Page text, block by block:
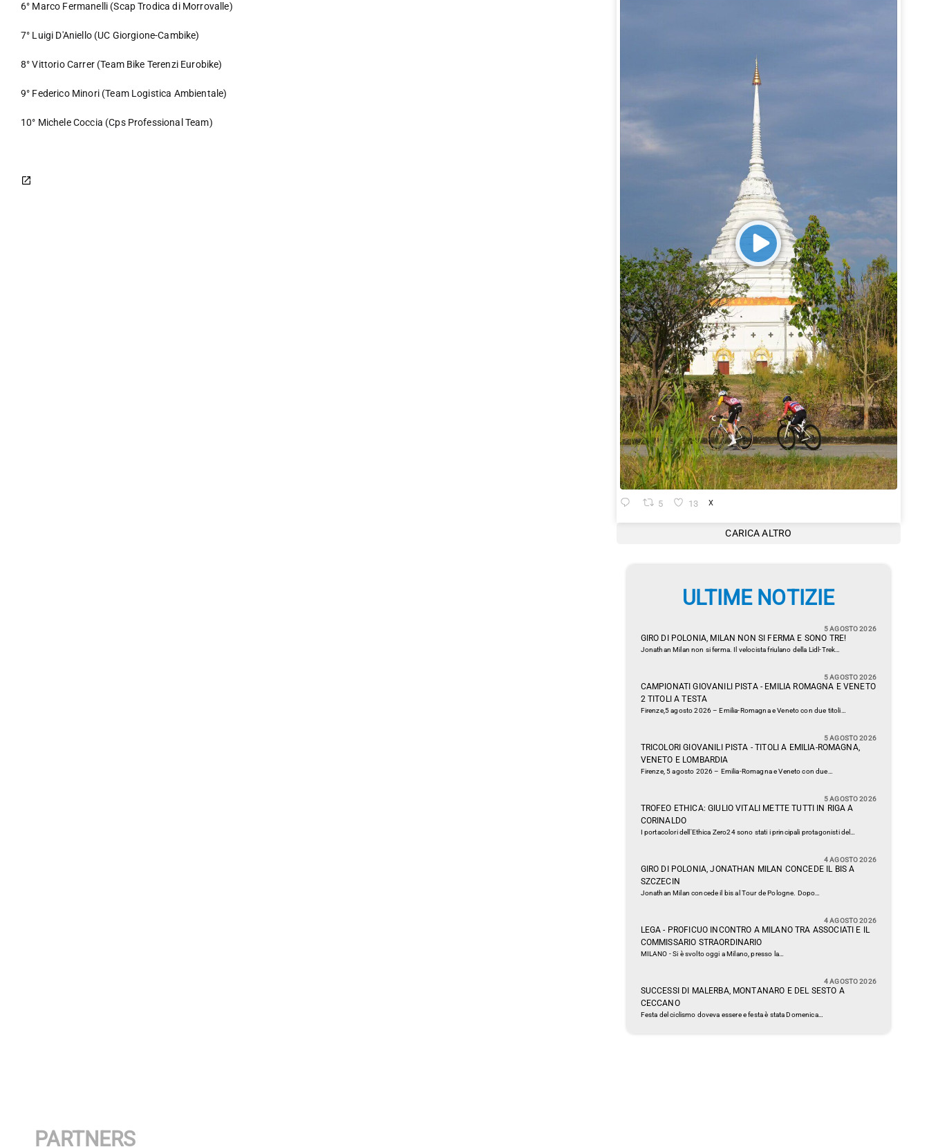
6° Marco Fermanelli (Scap Trodica di Morrovalle)
7° Luigi D'Aniello (UC Giorgione-Cambike)
8° Vittorio Carrer (Team Bike Terenzi Eurobike)
9° Federico Minori (Team Logistica Ambientale)
10° Michele Coccia (Cps Professional Team)
5 13 X
CARICA ALTRO
ULTIME NOTIZIE
5 AGOSTO 2026
GIRO DI POLONIA, MILAN NON SI FERMA E SONO TRE!
Jonathan Milan non si ferma. Il velocista friulano della Lidl-Trek…
5 AGOSTO 2026
CAMPIONATI GIOVANILI PISTA - EMILIA ROMAGNA E VENETO
2 TITOLI A TESTA
Firenze,5 agosto 2026 – Emilia-Romagna e Veneto con due titoli…
5 AGOSTO 2026
TRICOLORI GIOVANILI PISTA - TITOLI A EMILIA-ROMAGNA,
VENETO E LOMBARDIA
Firenze, 5 agosto 2026 – Emilia-Romagna e Veneto con due…
5 AGOSTO 2026
TROFEO ETHICA: GIULIO VITALI METTE TUTTI IN RIGA A
CORINALDO
I portacolori dell'Ethica Zero24 sono stati i principali protagonisti del…
4 AGOSTO 2026
GIRO DI POLONIA, JONATHAN MILAN CONCEDE IL BIS A
SZCZECIN
Jonathan Milan concede il bis al Tour de Pologne. Dopo…
4 AGOSTO 2026
LEGA - PROFICUO INCONTRO A MILANO TRA ASSOCIATI E IL
COMMISSARIO STRAORDINARIO
MILANO - Si è svolto oggi a Milano, presso la…
4 AGOSTO 2026
SUCCESSI DI MALERBA, MONTANARO E DEL SESTO A
CECCANO
Festa del ciclismo doveva essere e festa è stata Domenica…
PARTNERS